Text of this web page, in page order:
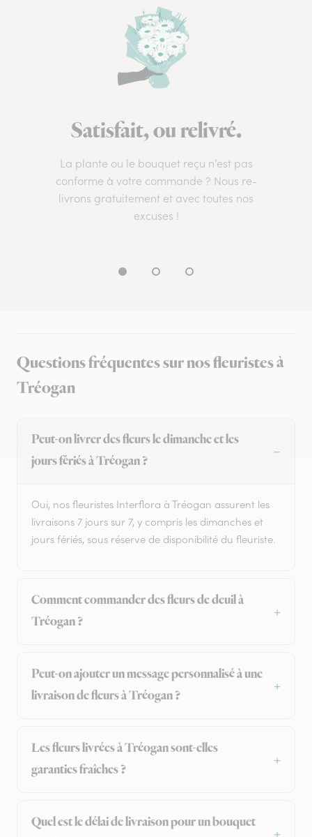
Satisfait, ou relivré.
La plante ou le bouquet reçu n’est pas
conforme à votre commande ? Nous re-
livrons gratuitement et avec toutes nos
excuses !
Questions fréquentes sur nos fleuristes à
Tréogan
Peut-on livrer des fleurs le dimanche et les
jours fériés à Tréogan ?
Oui, nos fleuristes Interflora à Tréogan assurent les
livraisons 7 jours sur 7, y compris les dimanches et
jours fériés, sous réserve de disponibilité du fleuriste.
Comment commander des fleurs de deuil à
Tréogan ?
Peut-on ajouter un message personnalisé à une
livraison de fleurs à Tréogan ?
Les fleurs livrées à Tréogan sont-elles
garanties fraîches ?
Quel est le délai de livraison pour un bouquet